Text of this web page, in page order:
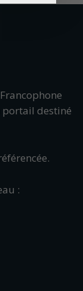
portail destiné
: